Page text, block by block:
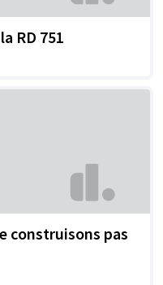
RD 751
construisons pas